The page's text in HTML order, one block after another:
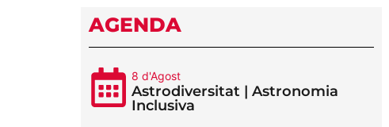
AGENDA
8 d'Agost
Astrodiversitat | Astronomia
Inclusiva